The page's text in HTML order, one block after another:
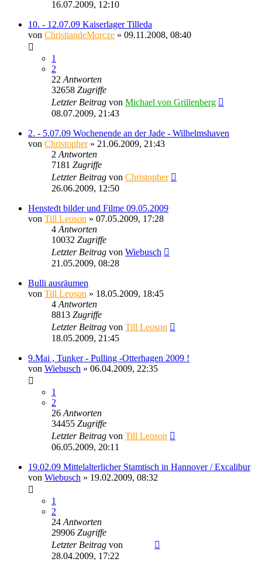
16.07.2009, 12:10
10. - 12.07.09 Kaiserlager Tilleda
von ChristiandeMorcze » 09.11.2008, 08:40
1
2
22Antworten
32658 Zugriffe
Letzter Beitrag von Michael von Grillenberg
08.07.2009, 21:43
2. - 5.07.09 Wochenende an der Jade - Wilhelmshaven
von Christopher» 21.06.2009, 21:43
2Antworten
7181 Zugriffe
Letzter Beitrag von Christopher
26.06.2009, 12:50
Henstedt bilder und Filme 09.05.2009
von Till Leoson » 07.05.2009, 17:28
4Antworten
10032 Zugriffe
Letzter Beitrag von Wiebusch
21.05.2009, 08:28
Bulli ausräumen
von Till Leoson » 18.05.2009, 18:45
4Antworten
8813 Zugriffe
Letzter Beitrag von Till Leoson
18.05.2009, 21:45
9.Mai , Tunker - Pulling -Otterhagen 2009 !
von Wiebusch » 06.04.2009, 22:35
1
2
26Antworten
34455 Zugriffe
Letzter Beitrag von Till Leoson
06.05.2009, 20:11
19.02.09 Mittelalterlicher Stamtisch in Hannover / Excalibur
von Wiebusch » 19.02.2009, 08:32
1
2
24Antworten
29906 Zugriffe
Letzter Beitrag von
28.04.2009, 17:22